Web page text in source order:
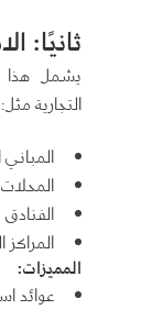
ثانيًا:
يشمل هذا
التجارية مثل:
المحلات
الفنادق
المراكز
المميزات:
عوائد